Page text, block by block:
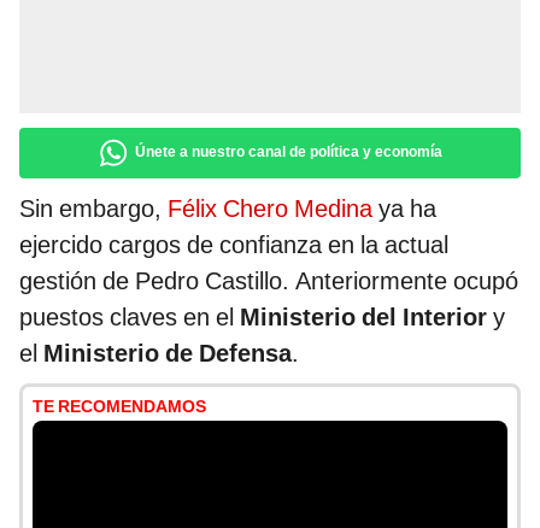
Únete a nuestro canal de política y economía
Sin embargo, Félix Chero Medinaya ha
ejercido cargos de confianza en la actual
gestión de Pedro Castillo. Anteriormente ocupó
puestos claves en el Ministerio del Interior y
el Ministerio de Defensa.
TE RECOMENDAMOS